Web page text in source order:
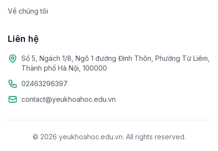
Về chúng tôi
Liên hệ
Số 5, Ngách 1/8, Ngõ 1 đường Đình Thôn, Phường Từ Liêm,
Thành phố Hà Nội, 100000
02463296397
contact@yeukhoahoc.edu.vn
© 2026 yeukhoahoc.edu.vn. All rights reserved.